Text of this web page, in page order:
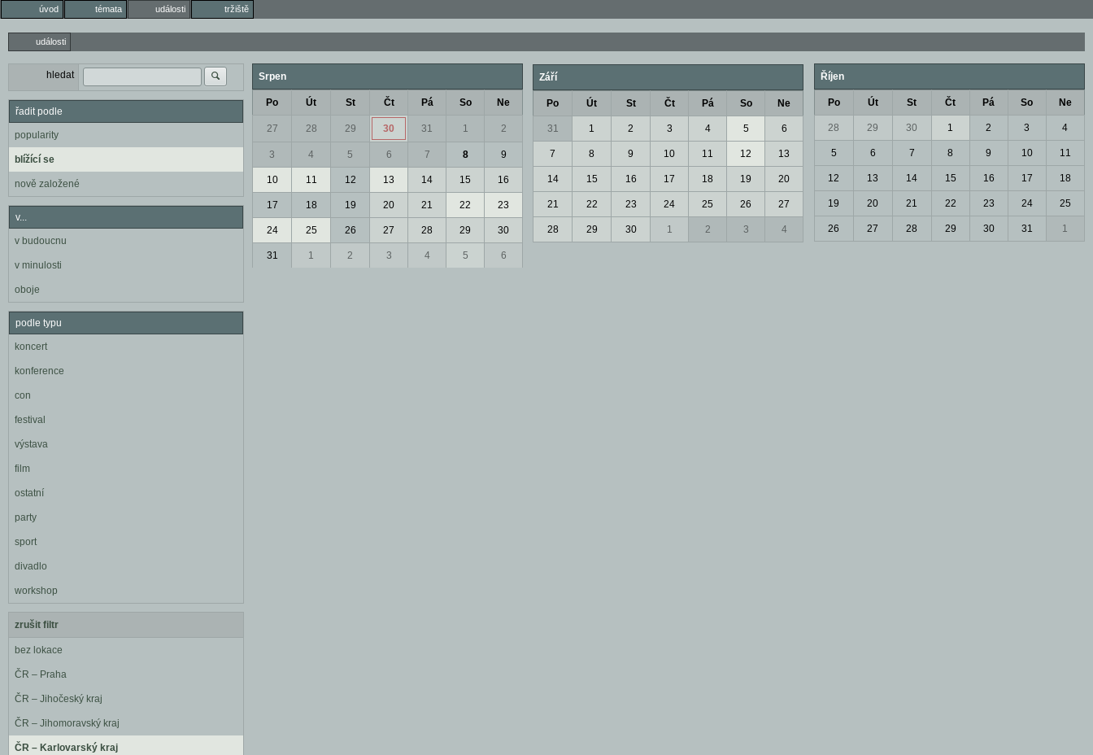
úvod témata události tržiště
události
hledat
řadit podle
popularity
blížící se
nově založené
v...
v budoucnu
v minulosti
oboje
podle typu
koncert
konference
con
festival
výstava
film
ostatní
party
sport
divadlo
workshop
zrušit filtr
bez lokace
ČR – Praha
ČR – Jihočeský kraj
ČR – Jihomoravský kraj
ČR – Karlovarský kraj
Srpen
Po Út St Čt Pá So Ne
27 28 29 30 31 1 2
3 4 5 6 7 8 9
10 11 12 13 14 15 16
17 18 19 20 21 22 23
24 25 26 27 28 29 30
31 1 2 3 4 5 6
Září
Po Út St Čt Pá So Ne
31 1 2 3 4 5 6
7 8 9 10 11 12 13
14 15 16 17 18 19 20
21 22 23 24 25 26 27
28 29 30 1 2 3 4
Říjen
Po Út St Čt Pá So Ne
28 29 30 1 2 3 4
5 6 7 8 9 10 11
12 13 14 15 16 17 18
19 20 21 22 23 24 25
26 27 28 29 30 31 1